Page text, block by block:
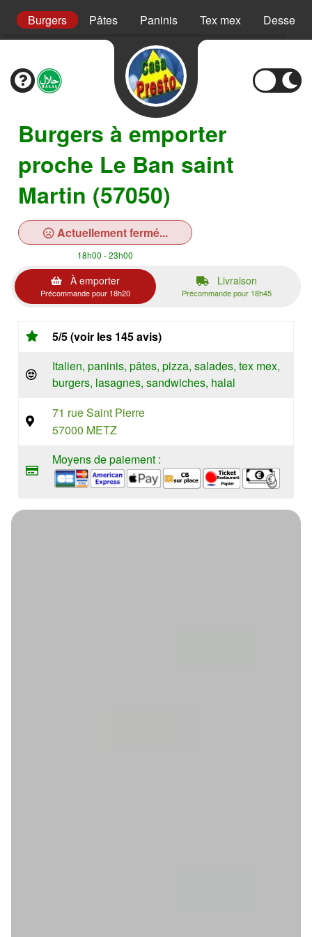
Burgers Pâtes Paninis Tex mex Desserts
Burgers à emporter
proche Le Ban saint
Martin (57050)
Actuellement fermé...
18h00 - 23h00
À emporter
Précommande pour 18h20
Livraison
Précommande pour 18h45
5/5 (voir les 145 avis)
Italien, paninis, pâtes, pizza, salades, tex mex,
burgers, lasagnes, sandwiches, halal
71 rue Saint Pierre
57000 METZ
Moyens de paiement :